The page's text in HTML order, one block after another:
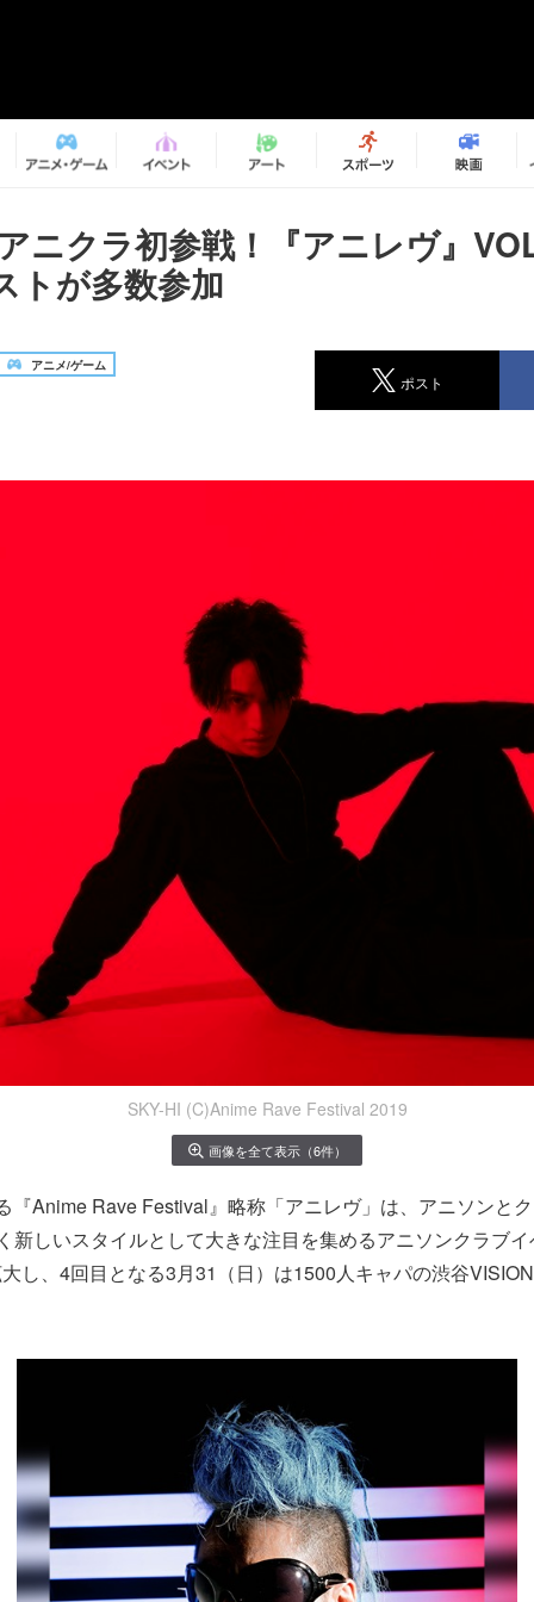
ニクラ初参戦！『アニレヴ』
トが多数参加
アニメ/ゲーム
ポスト
SKY-HI (C)Anime Rave Festival 2019
画像を全て表示（6件）
『Anime Rave Festival』略称「アニレヴ」は、アニソンと
新しいスタイルとして大きな注目を集めるアニソンクラブ
し、4回目となる3月31（日）は1500人キャパの渋谷